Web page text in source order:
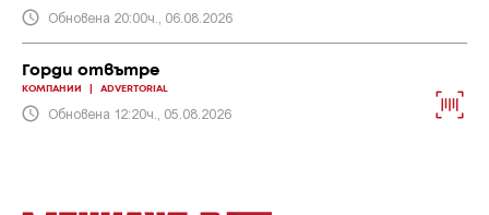
Обновена 20:00ч., 06.08.2026
Горди отвътре
КОМПАНИИ ADVERTORIAL
Обновена 12:20ч., 05.08.2026